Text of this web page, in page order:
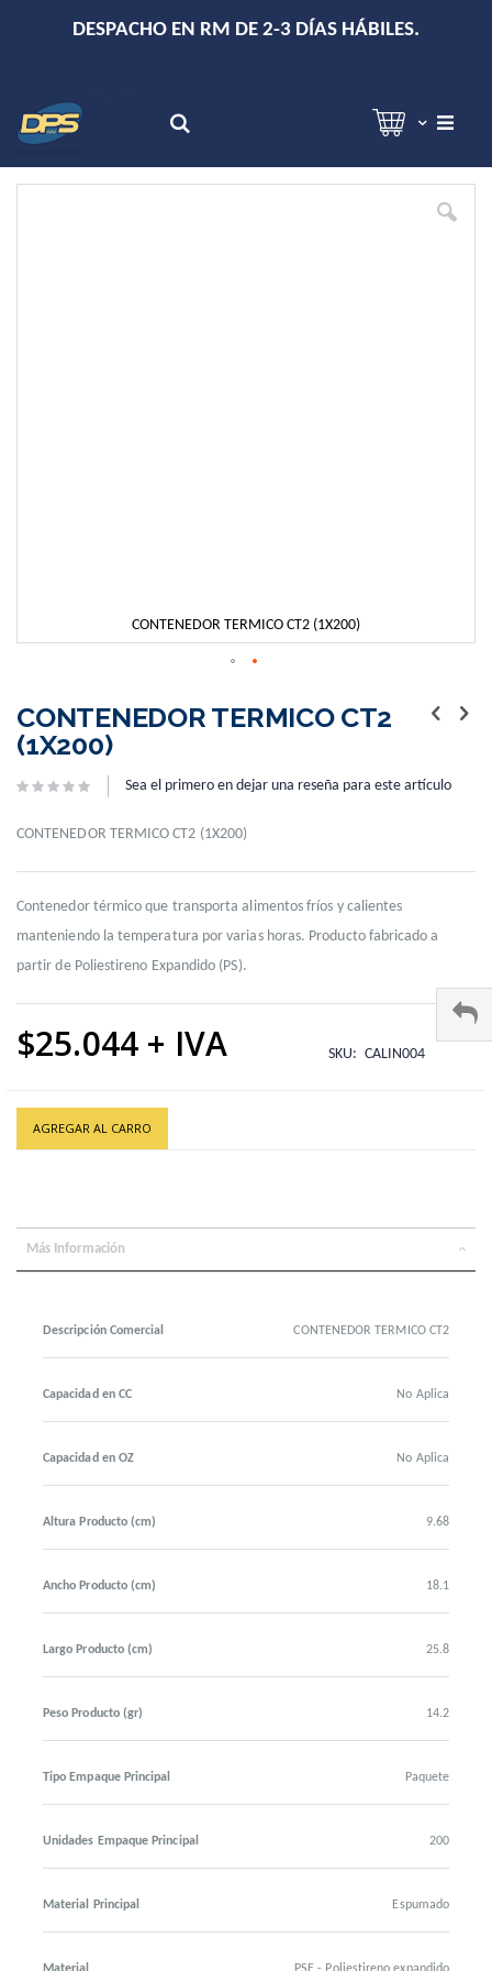
DESPACHO EN RM DE 2-3 DÍAS HÁBILES.
CONTENEDOR TERMICO CT2 (1X200)
to
the
beginning
the
gallery
CONTENEDOR TERMICO CT2
(1X200)
Sea el primero en dejar una reseña para este artículo
CONTENEDOR TERMICO CT2 (1X200)
Contenedor térmico que transporta alimentos fríos y calientes
manteniendo la temperatura por varias horas. Producto fabricado a
partir de Poliestireno Expandido (PS).
$25.044 SKU CALIN004
AGREGAR AL CARRO
Más Información
Descripción Comercial CONTENEDOR TERMICO CT2
Capacidad en CC No Aplica
Capacidad en OZ No Aplica
Altura Producto (cm) 9.68
Ancho Producto (cm) 18.1
Largo Producto (cm) 25.8
Peso Producto (gr) 14.2
Tipo Empaque Principal Paquete
Unidades Empaque Principal 200
Material Principal Espumado